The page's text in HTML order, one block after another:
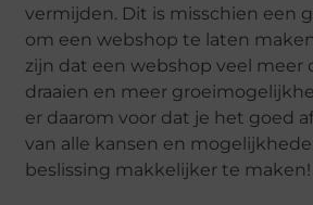
vermijden. Dit is misschien een
om een webshop te laten
zijn dat een webshop veel meer
draaien en meer
er daarom voor dat je het goed
van alle kansen en
beslissing makkelijker te maken!